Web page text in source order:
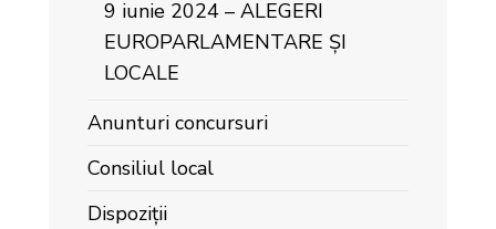
9 iunie 2024 – ALEGERI
EUROPARLAMENTARE ȘI
LOCALE
Anunturi concursuri
Consiliul local
Dispoziții